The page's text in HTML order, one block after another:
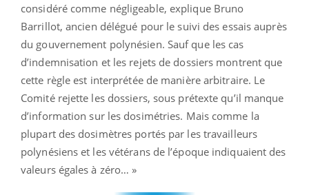
considéré comme négligeable, explique Bruno
Barrillot, ancien délégué pour le suivi des essais auprès
du gouvernement polynésien. Sauf que les cas
d’indemnisation et les rejets de dossiers montrent que
cette règle est interprétée de manière arbitraire. Le
Comité rejette les dossiers, sous prétexte qu’il manque
d’information sur les dosimétries. Mais comme la
plupart des dosimètres portés par les travailleurs
polynésiens et les vétérans de l’époque indiquaient des
valeurs égales à zéro… »